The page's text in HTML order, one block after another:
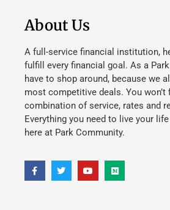
About Us
A full-service financial institution,
fulfill every financial goal. As a Park
have to shop around, because we
most competitive deals. You won’t
combination of service, rates and
Everything you need to live your
here at Park Community.